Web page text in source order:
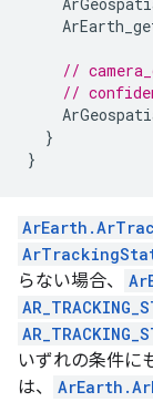
//
//
}
}
らない場合、
いずれの条件に
は、